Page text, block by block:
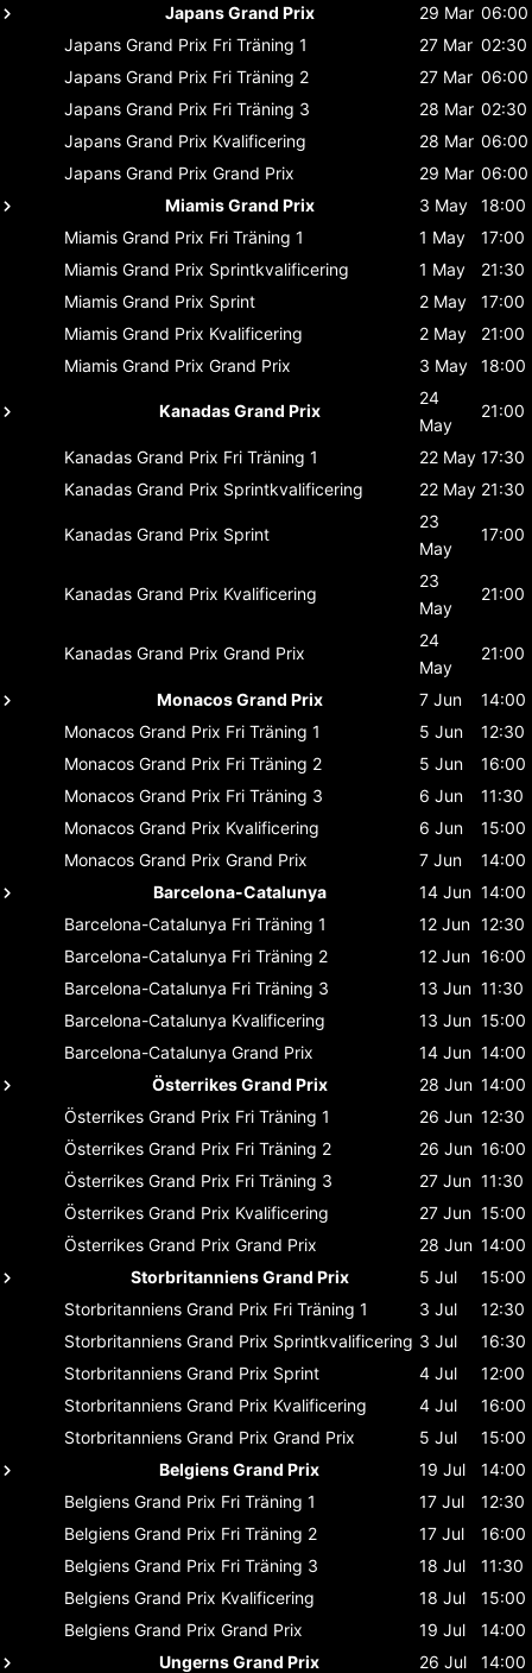
Japans Grand Prix
29 Mar 06:00
Japans Grand Prix Fri Träning 1 27 Mar 02:30
Japans Grand Prix Fri Träning 2 27 Mar 06:00
Japans Grand Prix Fri Träning 3 28 Mar 02:30
Japans Grand Prix Kvalificering 28 Mar 06:00
Japans Grand Prix Grand Prix 29 Mar 06:00
Miamis Grand Prix
3 May
18:00
Miamis Grand Prix Fri Träning 1 1 May
17:00
Miamis Grand Prix Sprintkvalificering 1 May
21:30
Miamis Grand Prix Sprint 2 May
17:00
Miamis Grand Prix Kvalificering 2 May
21:00
Miamis Grand Prix Grand Prix 3 May 18:00
Kanadas Grand Prix
24
May
21:00
Kanadas Grand Prix Fri Träning 1 22 May 17:30
Kanadas Grand Prix Sprintkvalificering 22 May 21:30
Kanadas Grand Prix Sprint
23
May
17:00
Kanadas Grand Prix Kvalificering
23
May
21:00
Kanadas Grand Prix Grand Prix
24
May
21:00
Monacos Grand Prix 7 Jun
14:00
Monacos Grand Prix Fri Träning 1 5 Jun
12:30
Monacos Grand Prix Fri Träning 2 5 Jun
16:00
Monacos Grand Prix Fri Träning 3 6 Jun
11:30
Monacos Grand Prix Kvalificering 6 Jun
15:00
Monacos Grand Prix Grand Prix 7 Jun
14:00
Barcelona-Catalunya
14 Jun 14:00
Barcelona-Catalunya Fri Träning 1 12 Jun 12:30
Barcelona-Catalunya Fri Träning 2 12 Jun 16:00
Barcelona-Catalunya Fri Träning 3 13 Jun 11:30
Barcelona-Catalunya Kvalificering 13 Jun 15:00
Barcelona-Catalunya Grand Prix 14 Jun 14:00
Österrikes Grand Prix
28 Jun 14:00
Österrikes Grand Prix Fri Träning 1 26 Jun 12:30
Österrikes Grand Prix Fri Träning 2 26 Jun 16:00
Österrikes Grand Prix Fri Träning 3 27 Jun 11:30
Österrikes Grand Prix Kvalificering 27 Jun 15:00
Österrikes Grand Prix Grand Prix 28 Jun 14:00
Storbritanniens Grand Prix
5 Jul
15:00
Storbritanniens Grand Prix Fri Träning 1 3 Jul
12:30
Storbritanniens Grand Prix Sprintkvalificering 3 Jul
16:30
Storbritanniens Grand Prix Sprint 4 Jul
12:00
Storbritanniens Grand Prix Kvalificering 4 Jul
16:00
Storbritanniens Grand Prix Grand Prix 5 Jul
15:00
Belgiens Grand Prix
19 Jul
14:00
Belgiens Grand Prix Fri Träning 1 17 Jul
12:30
Belgiens Grand Prix Fri Träning 2 17 Jul
16:00
Belgiens Grand Prix Fri Träning 3 18 Jul
11:30
Belgiens Grand Prix Kvalificering 18 Jul
15:00
Belgiens Grand Prix Grand Prix 19 Jul
14:00
Ungerns Grand Prix
26 Jul
14:00